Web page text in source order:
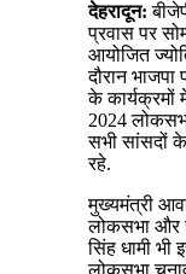
देहरादून:
प्रवास पर
आयोजित
दौरान
के कार्यक्रमों
2024
सभी सांसदों
रहे.
मुख्यमंत्री
लोकसभा और
सिंह धामी
लोकसभा